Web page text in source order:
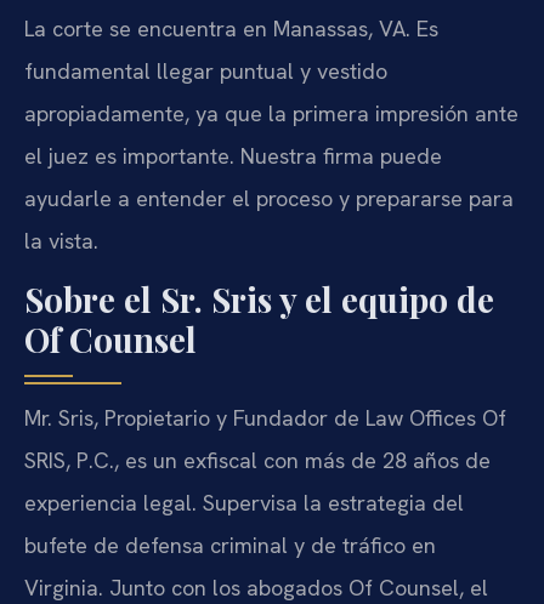
La corte se encuentra en Manassas, VA. Es
fundamental llegar puntual y vestido
apropiadamente, ya que la primera impresión ante
el juez es importante. Nuestra firma puede
ayudarle a entender el proceso y prepararse para
la vista.
Sobre el Sr. Sris y el equipo de
Of Counsel
Mr. Sris, Propietario y Fundador de Law Offices Of
SRIS, P.C., es un exfiscal con más de 28 años de
experiencia legal. Supervisa la estrategia del
bufete de defensa criminal y de tráfico en
Virginia. Junto con los abogados Of Counsel, el